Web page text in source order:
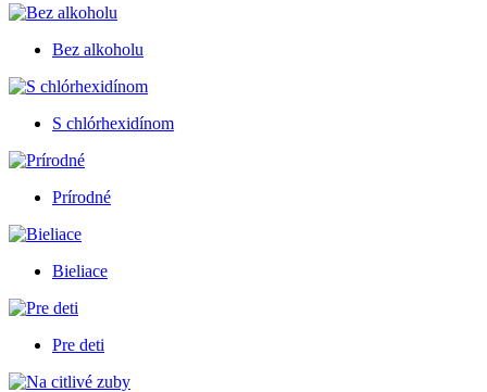
Bez alkoholu
S chlórhexidínom
Prírodné
Bieliace
Pre deti